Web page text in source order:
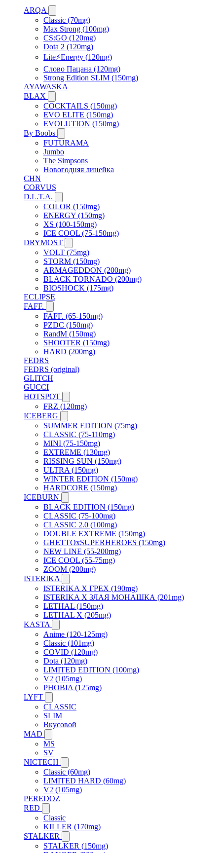
ARQA
Classic (70mg)
Max Strong (100mg)
CS:GO (120mg)
Dota 2 (120mg)
Lite⚡Energy (120mg)
Слово Пацана (120mg)
Strong Edition SLIM (150mg)
AYAWASKA
BLAX
COCKTAILS (150mg)
EVO ELITE (150mg)
EVOLUTION (150mg)
By Boobs
FUTURAMA
Jumbo
The Simpsons
Новогодняя линейка
CHN
CORVUS
D.L.T.A.
COLOR (150mg)
ENERGY (150mg)
XS (100-150mg)
ICE COOL (75-150mg)
DRYMOST
VOLT (75mg)
STORM (150mg)
ARMAGEDDON (200mg)
BLACK TORNADO (200mg)
BIOSHOCK (175mg)
ECLIPSE
FAFF.
FAFF. (65-150mg)
PZDC (150mg)
RandM (150mg)
SHOOTER (150mg)
HARD (200mg)
FEDRS
FEDRS (original)
GLITCH
GUCCI
HOTSPOT
FRZ (120mg)
ICEBERG
SUMMER EDITION (75mg)
CLASSIC (75-110mg)
MINI (75-150mg)
EXTREME (130mg)
RISSING SUN (150mg)
ULTRA (150mg)
WINTER EDITION (150mg)
HARDCORE (150mg)
ICEBURN
BLACK EDITION (150mg)
CLASSIC (75-100mg)
CLASSIC 2.0 (100mg)
DOUBLE EXTREME (150mg)
GHETTOxSUPERHEROES (150mg)
NEW LINE (55-200mg)
ICE COOL (55-75mg)
ZOOM (200mg)
ISTERIKA
ISTERIKA X ГРЕХ (190mg)
ISTERIKA X ЗЛАЯ МОНАШКА (201mg)
LETHAL (150mg)
LETHAL X (205mg)
KASTA
Anime (120-125mg)
Classic (101mg)
COVID (120mg)
Dota (120mg)
LIMITED EDITION (100mg)
V2 (105mg)
PHOBIA (125mg)
LYFT
CLASSIC
SLIM
Вкусовой
MAD
MS
SV
NICTECH
Classic (60mg)
LIMITED HARD (60mg)
V2 (105mg)
PEREDOZ
RED
Classic
KILLER (170mg)
STALKER
STALKER (150mg)